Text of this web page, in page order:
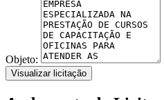
Objeto:
Visualizar licitação